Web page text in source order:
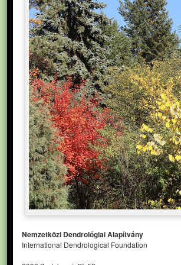
Nemzetközi Dendrológiai Alapítvány
International Dendrological Foundation